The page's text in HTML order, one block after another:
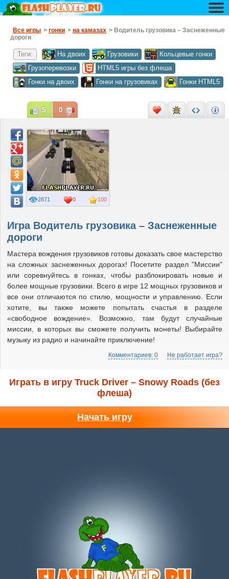
Все игры > гонки > на камазах > Водитель грузовика – Заснеженные
дороги
Теги: На двоих Грузовики
Кольцевые гонки
Грузоперевозки
HTML5 игры без флеша
Гонки на двоих
Гонки на грузовиках Гонки HTML5
Игра Водитель грузовика – Заснеженные
дороги
Мастера вождения грузовиков готовы доказать свое мастерство
на сложных заснеженных дорогах! Посетите раздел "Миссии"
или соревнуйтесь в гонках, чтобы разблокировать новые и
более мощные грузовики. Всего в игре 12 мощных грузовиков и
все они отличаются по стилю, мощности и управлению. Если
хотите, вы также можете попытать счастья в разделе
«свободное вождение». Возможно, там будут случайные
миссии, в которых вы сможете получить монеты! Выбирайте
музыку из радио и начинайте приключение!
Комментариев: 0 Не работает игра?
100
2871 0
5 0
Играть в игру Truck Driver – Snowy Roads (без
флеша)
Начать игру